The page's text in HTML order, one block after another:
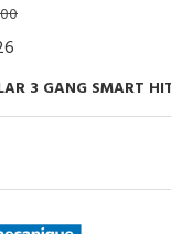
3 GANG SMART